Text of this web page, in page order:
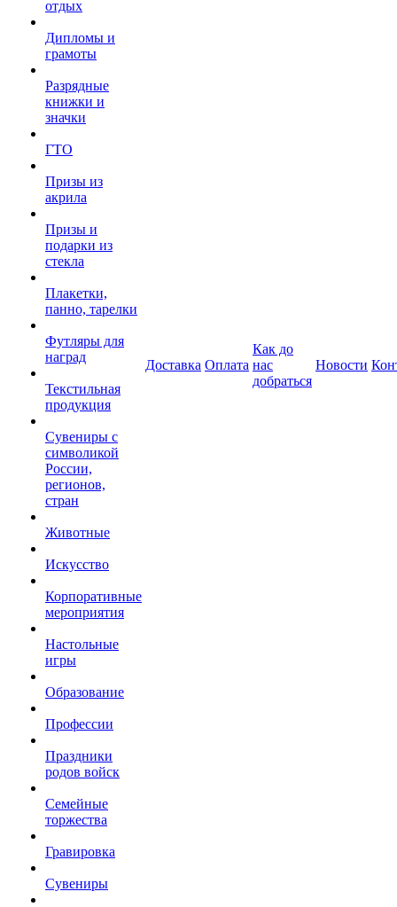
отдых
Дипломы и
грамоты
Разрядные
книжки и
значки
ГТО
Призы из
акрила
Призы и
подарки из
стекла
Плакетки,
панно, тарелки
Футляры для
наград
Текстильная
продукция
Сувениры с
символикой
России,
регионов,
стран
Животные
Искусство
Корпоративные
мероприятия
Настольные
игры
Образование
Профессии
Праздники
родов войск
Семейные
торжества
Гравировка
Сувениры
Доставка Оплата
Как до
нас
добраться
Новости